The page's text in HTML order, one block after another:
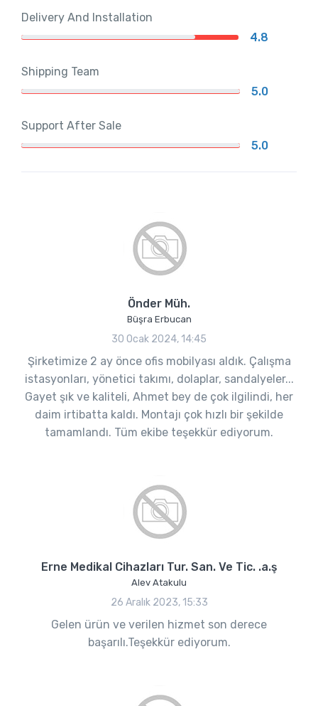
Delivery And Installation
4.8
Shipping Team
5.0
Support After Sale
5.0
Önder Müh.
Büşra Erbucan
30 Ocak 2024, 14:45
Şirketimize 2 ay önce ofis mobilyası aldık. Çalışma
istasyonları, yönetici takımı, dolaplar, sandalyeler...
Gayet şık ve kaliteli, Ahmet bey de çok ilgilindi, her
daim irtibatta kaldı. Montajı çok hızlı bir şekilde
tamamlandı. Tüm ekibe teşekkür ediyorum.
Erne Medikal Cihazları Tur. San. Ve Tic. .a.ş
Alev Atakulu
26 Aralık 2023, 15:33
Gelen ürün ve verilen hizmet son derece
başarılı.Teşekkür ediyorum.